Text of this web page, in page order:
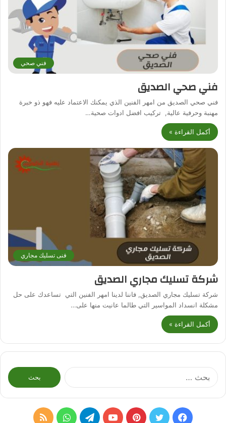
فني صحي
فني صحي الصديق
فني صحي الصديق من امهر الفنين الذي يمكنك الاعتماد عليه فهو ذو خبرة
مهنبة وحرفية عالية, تركيب افضل ادوات صحية…
أكمل القراءة »
فنى تسليك مجاري
شركة تسليك مجاري الصديق
شركة تسليك مجاري الصديق, فاننا لدينا امهر الفنين التي تساعدك على حل
مشكلة انسداد المواسير التي طالما عانيت منها على…
أكمل القراءة »
البحث
عن:
فيسبوكتويتر بينتيريستيوتيوبتيلقرامواتسابملخص